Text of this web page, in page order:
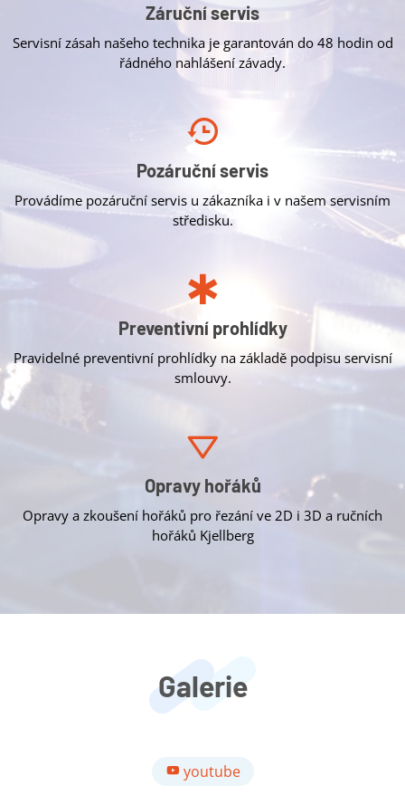
Záruční servis
Servisní zásah našeho technika je garantován do 48 hodin od
řádného nahlášení závady.
Pozáruční servis
Provádíme pozáruční servis u zákazníka i v našem servisním
středisku.
Preventivní prohlídky
Pravidelné preventivní prohlídky na základě podpisu servisní
smlouvy.
Opravy hořáků
Opravy a zkoušení hořáků pro řezání ve 2D i 3D a ručních
hořáků Kjellberg
Galerie
youtube